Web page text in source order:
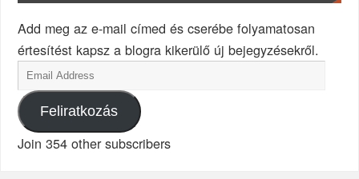
Add meg az e-mail címed és cserébe folyamatosan
értesítést kapsz a blogra kikerülő új bejegyzésekről.
Feliratkozás
Join 354 other subscribers